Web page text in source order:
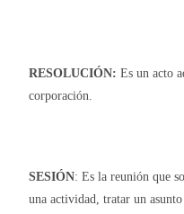
RESOLUCIÓN: Es un acto
corporación.
SESIÓN: Es la reunión que
una actividad, tratar un